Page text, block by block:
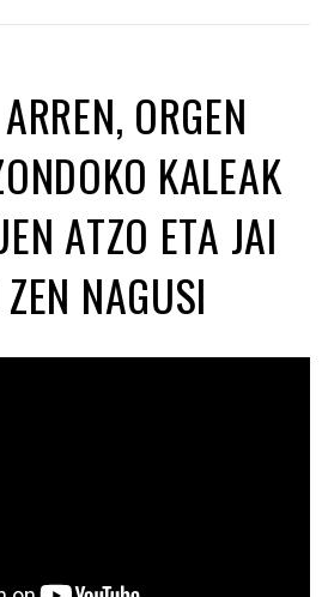
ORGEN
KALEAK
ATZO ETA JAI
NAGUSI